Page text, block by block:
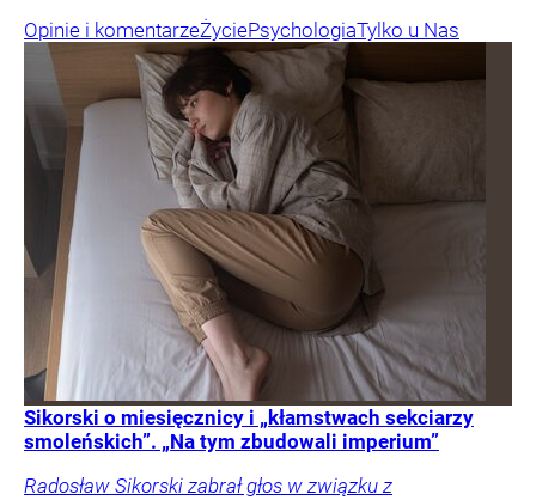
Opinie i komentarzeŻyciePsychologiaTylko u Nas
Sikorski o miesięcznicy i „kłamstwach sekciarzy
smoleńskich”. „Na tym zbudowali imperium”
Radosław Sikorski zabrał głos w związku z